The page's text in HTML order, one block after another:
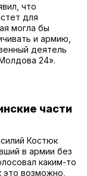
что
для
могла бы
и армию,
деятель
24».
части
Костюк
в армии без
каким-то
это возможно,